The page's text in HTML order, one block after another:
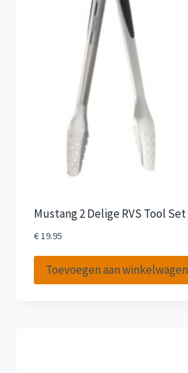
Mustang 2 Delige RVS Tool Set
€19.95
Toevoegen aan winkelwagen